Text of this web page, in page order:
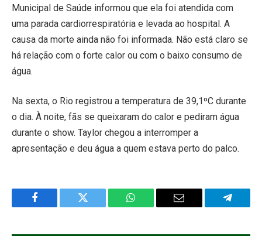
Municipal de Saúde informou que ela foi atendida com
uma parada cardiorrespiratória e levada ao hospital. A
causa da morte ainda não foi informada. Não está claro se
há relação com o forte calor ou com o baixo consumo de
água.
Na sexta, o Rio registrou a temperatura de 39,1ºC durante
o dia. À noite, fãs se queixaram do calor e pediram água
durante o show. Taylor chegou a interromper a
apresentação e deu água a quem estava perto do palco.
Facebook Twitter WhatsApp Email